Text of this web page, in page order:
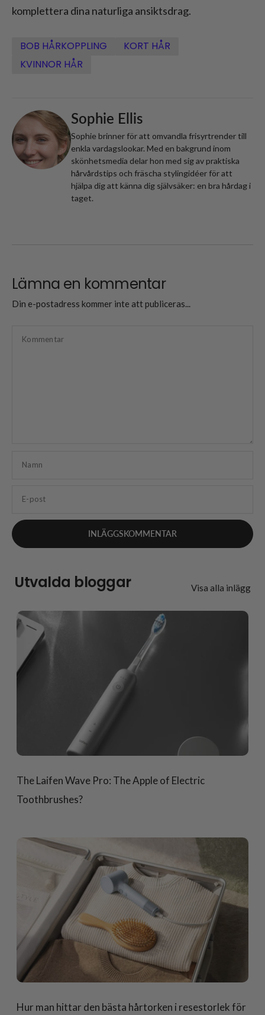
komplettera dina naturliga ansiktsdrag.
BOB HÅRKOPPLING
KORT HÅR
KVINNOR HÅR
Sophie Ellis
Sophie brinner för att omvandla frisyrtrender till
enkla vardagslookar. Med en bakgrund inom
skönhetsmedia delar hon med sig av praktiska
hårvårdstips och fräscha stylingidéer för att
hjälpa dig att känna dig självsäker: en bra hårdag i
taget.
Lämna en kommentar
Din e-postadress kommer inte att publiceras...
Kommentar
Namn
E-post
Utvalda bloggar Visa alla inlägg
The Laifen Wave Pro: The Apple of Electric
Toothbrushes?
Hur man hittar den bästa hårtorken i resestorlek för